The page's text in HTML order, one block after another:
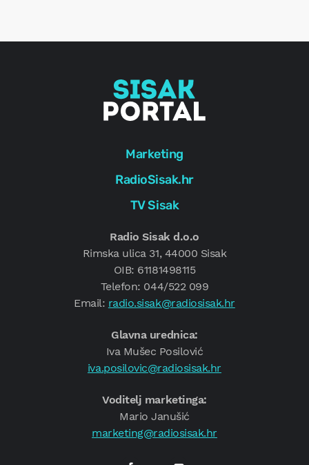
Marketing
RadioSisak.hr
TV Sisak
Radio Sisak d.o.o
Rimska ulica 31, 44000 Sisak
OIB: 61181498115
Telefon: 044/522 099
Email: radio.sisak@radiosisak.hr
Glavna urednica:
Iva Mušec Posilović
iva.posilovic@radiosisak.hr
Voditelj marketinga:
Mario Janušić
marketing@radiosisak.hr